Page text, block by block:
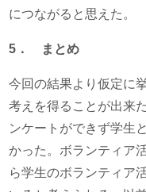
につながると思えた。
5 ． まとめ
今回の結果より仮定に
考えを得ることが出来
ンケートができず学生
かった。ボランティア
ら学生のボランティア